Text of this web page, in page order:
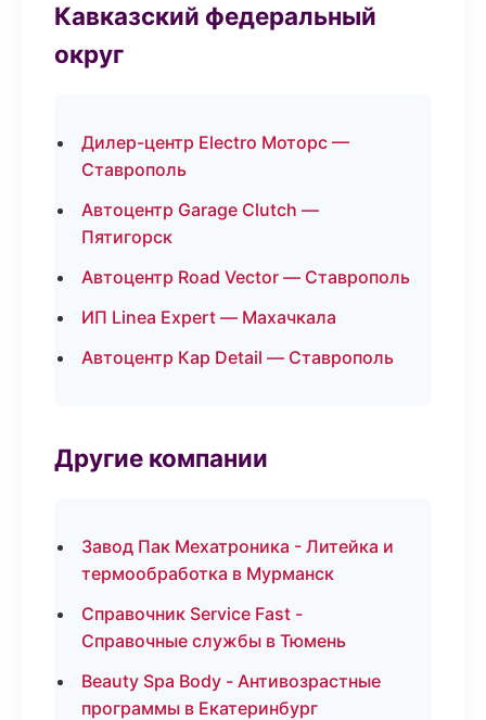
Кавказский федеральный
округ
Дилер-центр Electro Моторс —
Ставрополь
Автоцентр Garage Clutch —
Пятигорск
Автоцентр Road Vector — Ставрополь
ИП Linea Expert — Махачкала
Автоцентр Кар Detail — Ставрополь
Другие компании
Завод Пак Мехатроника - Литейка и
термообработка в Мурманск
Справочник Service Fast -
Справочные службы в Тюмень
Beauty Spa Body - Антивозрастные
программы в Екатеринбург